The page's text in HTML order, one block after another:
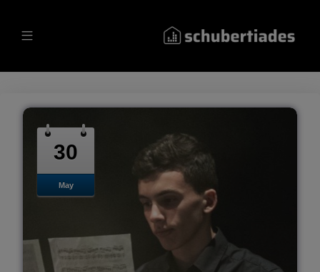
30
May